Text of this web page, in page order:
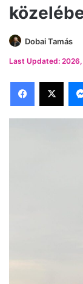
Dobai Tamás
Last Updated:
Facebook
X